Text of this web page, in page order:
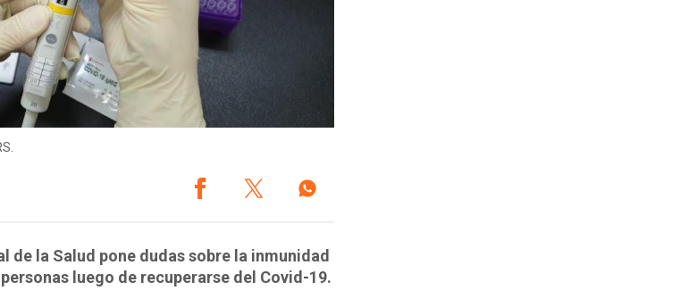
de la Salud pone dudas sobre la inmunidad
luego de recuperarse del Covid-19.